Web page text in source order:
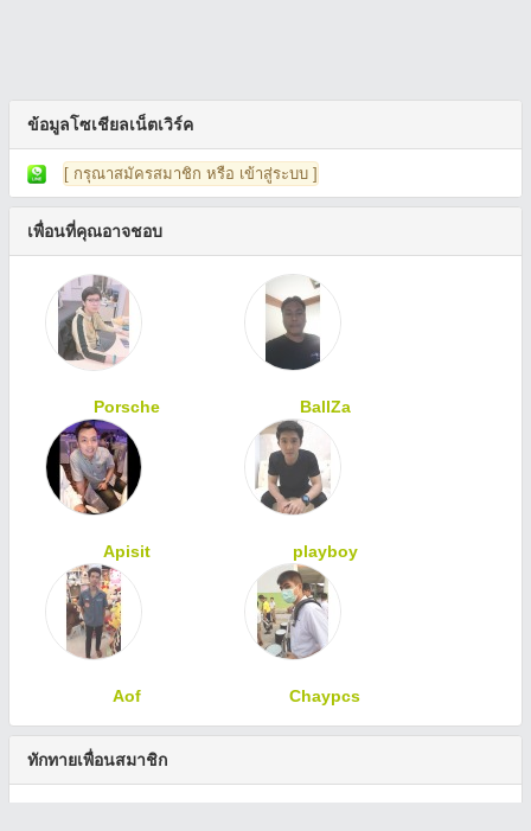
ข้อมูลโซเชียลเน็ตเวิร์ค
[ กรุณาสมัครสมาชิก หรือ เข้าสู่ระบบ ]
เพื่อนที่คุณอาจชอบ
Porsche BallZa
Apisit playboy
Aof Chaypcs
ทักทายเพื่อนสมาชิก